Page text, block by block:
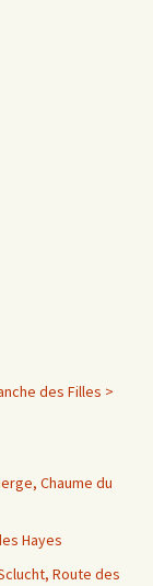
des Filles >
Chaume du
Hayes
Route des